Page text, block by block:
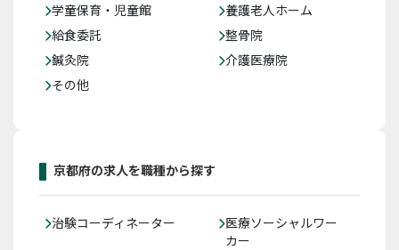
学童保育・児童館
養護老人ホーム
給食委託
整骨院
鍼灸院
介護医療院
その他
京都府の求人を職種から探す
治験コーディネーター
医療ソーシャルワー
カー